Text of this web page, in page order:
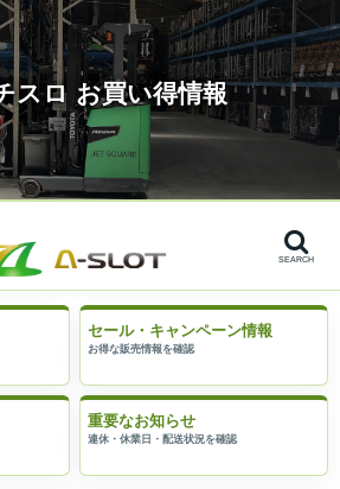
SEARCH
セール・キャンペーン情報
重要なお知らせ